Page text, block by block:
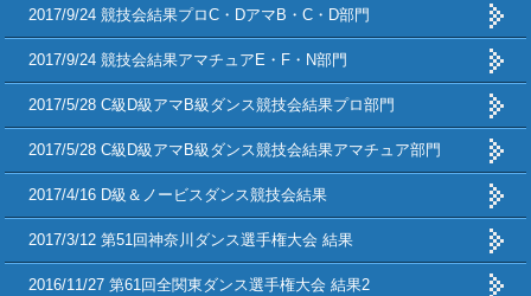
2017/9/24 競技会結果プロC・DアマB・C・D部門
2017/9/24 競技会結果アマチュアE・F・N部門
2017/5/28 C級D級アマB級ダンス競技会結果プロ部門
2017/5/28 C級D級アマB級ダンス競技会結果アマチュア部門
2017/4/16 D級＆ノービスダンス競技会結果
2017/3/12 第51回神奈川ダンス選手権大会 結果
2016/11/27 第61回全関東ダンス選手権大会 結果2